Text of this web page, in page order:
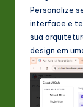
Personalize
interface e
sua
design em